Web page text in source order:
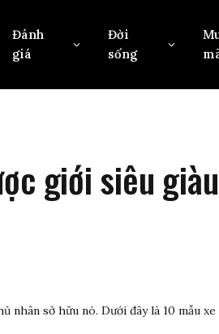
Đánh
giá
Đời
sống
giới siêu